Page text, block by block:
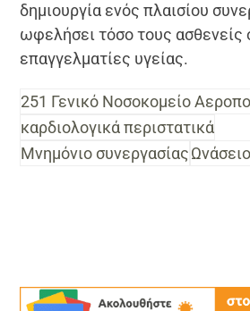
δημιουργία ενός πλαισίου
ωφελήσει τόσο τους ασθενείς
επαγγελματίες υγείας.
251 Γενικό Νοσοκομείο
καρδιολογικά περιστατικά
Μνημόνιο συνεργασίας